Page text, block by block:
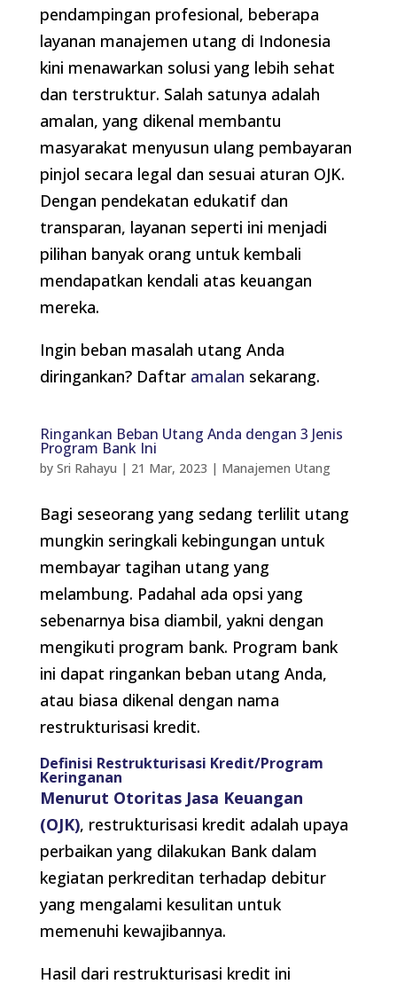
pendampingan profesional, beberapa
layanan manajemen utang di Indonesia
kini menawarkan solusi yang lebih sehat
dan terstruktur. Salah satunya adalah
amalan, yang dikenal membantu
masyarakat menyusun ulang pembayaran
pinjol secara legal dan sesuai aturan OJK.
Dengan pendekatan edukatif dan
transparan, layanan seperti ini menjadi
pilihan banyak orang untuk kembali
mendapatkan kendali atas keuangan
mereka.
Ingin beban masalah utang Anda
diringankan? Daftar amalan sekarang.
Ringankan Beban Utang Anda dengan 3 Jenis
Program Bank Ini
by Sri Rahayu | 21 Mar, 2023 | Manajemen Utang
Bagi seseorang yang sedang terlilit utang
mungkin seringkali kebingungan untuk
membayar tagihan utang yang
melambung. Padahal ada opsi yang
sebenarnya bisa diambil, yakni dengan
mengikuti program bank. Program bank
ini dapat ringankan beban utang Anda,
atau biasa dikenal dengan nama
restrukturisasi kredit.
Definisi Restrukturisasi Kredit/Program
Keringanan
Menurut Otoritas Jasa Keuangan
(OJK), restrukturisasi kredit adalah upaya
perbaikan yang dilakukan Bank dalam
kegiatan perkreditan terhadap debitur
yang mengalami kesulitan untuk
memenuhi kewajibannya.
Hasil dari restrukturisasi kredit ini